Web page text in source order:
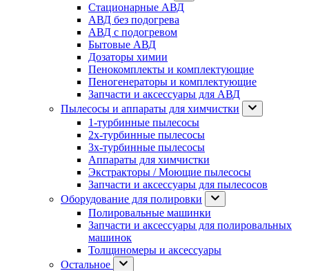
Стационарные АВД
АВД без подогрева
АВД с подогревом
Бытовые АВД
Дозаторы химии
Пенокомплекты и комплектующие
Пеногенераторы и комплектующие
Запчасти и аксессуары для АВД
Пылесосы и аппараты для химчистки
1-турбинные пылесосы
2х-турбинные пылесосы
3х-турбинные пылесосы
Аппараты для химчистки
Экстракторы / Моющие пылесосы
Запчасти и аксессуары для пылесосов
Оборудование для полировки
Полировальные машинки
Запчасти и аксессуары для полировальных
машинок
Толщиномеры и аксессуары
Остальное